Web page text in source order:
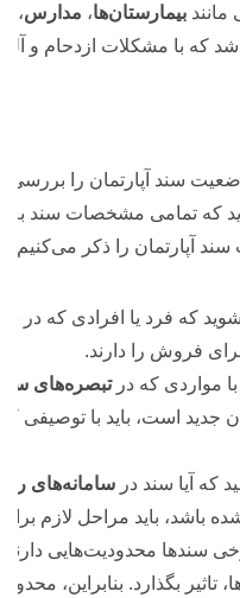
مانند بیمارستان‌ها، مدارس،
که با مشکلات ازدحام و
سند آپارتمان را بررسی
که تمامی مشخصات سند به
آپارتمان را ذکر می‌کنیم:
که فرد یا افرادی که در
فروش را دارند.
مواردی که در تبصره‌های
جدید است، باید با
که آیا سند در سامانه‌های
باشد، باید مراحل لازم
سندها محدودیت‌هایی
تاثیر بگذارد. بنابراین،